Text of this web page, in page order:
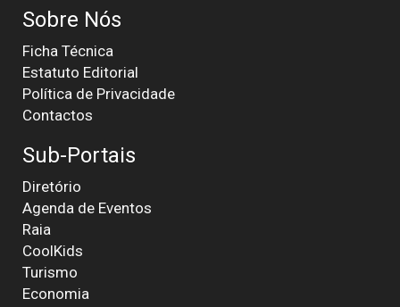
Sobre Nós
Ficha Técnica
Estatuto Editorial
Política de Privacidade
Contactos
Sub-Portais
Diretório
Agenda de Eventos
Raia
CoolKids
Turismo
Economia